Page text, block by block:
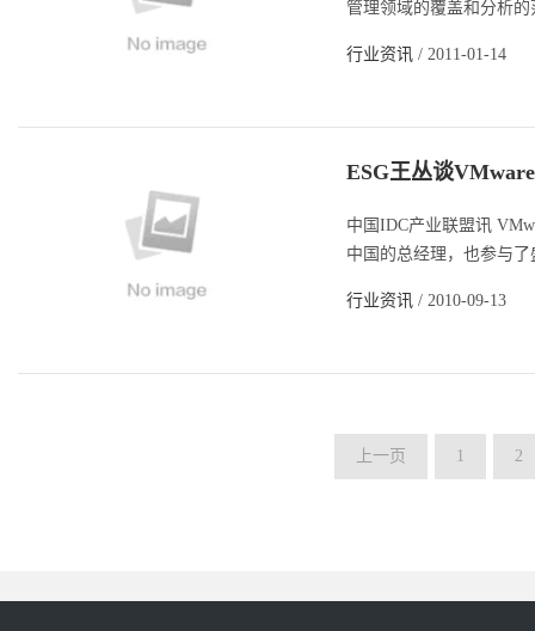
管理领域的覆盖和分析
行业资讯 / 2011-01-14
ESG王丛谈
中国IDC产业联盟讯
中国的总经理，也参与
行业资讯 / 2010-09-13
上一页 1 2